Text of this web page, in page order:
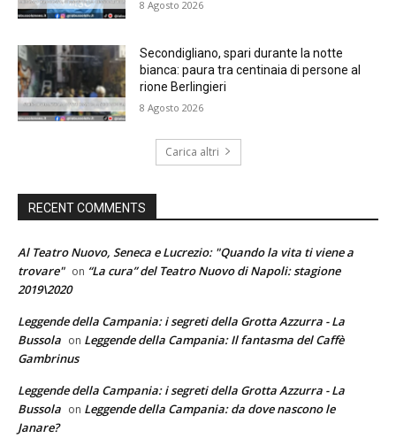
8 Agosto 2026
Secondigliano, spari durante la notte
bianca: paura tra centinaia di persone al
rione Berlingieri
8 Agosto 2026
Carica altri
RECENT COMMENTS
Al Teatro Nuovo, Seneca e Lucrezio: "Quando la vita ti viene a
trovare" on “La cura” del Teatro Nuovo di Napoli: stagione
2019\2020
Leggende della Campania: i segreti della Grotta Azzurra - La
Bussola on Leggende della Campania: Il fantasma del Caffè
Gambrinus
Leggende della Campania: i segreti della Grotta Azzurra - La
Bussola on Leggende della Campania: da dove nascono le
Janare?